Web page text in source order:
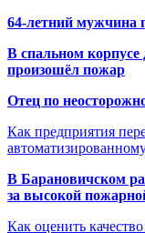
64-летний мужчина
В спальном корпусе
произошёл пожар
Отец по
Как предприятия
В Барановичском
за высокой
Как оценить